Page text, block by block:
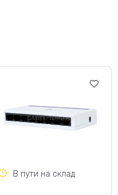
В пути на склад